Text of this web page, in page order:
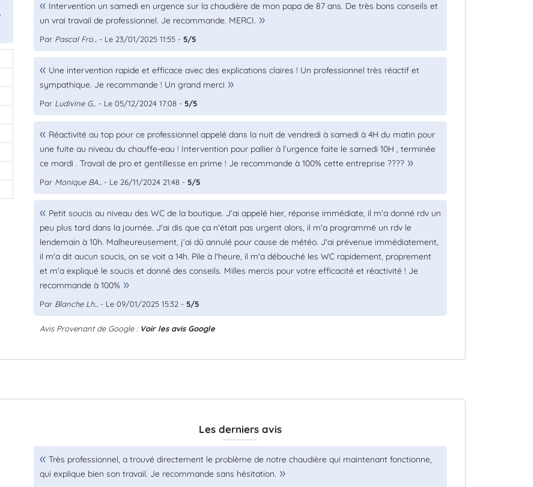
Intervention un samedi en urgence sur la chaudière de mon papa de 87 ans. De très bons conseils et
un vrai travail de professionnel. Je recommande. MERCI.
Par Pascal Fro... - Le 23/01/2025 11:55 - 5/5
Une intervention rapide et efficace avec des explications claires ! Un professionnel très réactif et
sympathique. Je recommande ! Un grand merci
Par Ludivine G... - Le 05/12/2024 17:08 - 5/5
Réactivité au top pour ce professionnel appelé dans la nuit de vendredi à samedi à 4H du matin pour
une fuite au niveau du chauffe-eau ! Intervention pour pallier à l’urgence faite le samedi 10H , terminée
ce mardi . Travail de pro et gentillesse en prime ! Je recommande à 100% cette entreprise ????
Par Monique BA... - Le 26/11/2024 21:48 - 5/5
Petit soucis au niveau des WC de la boutique. J'ai appelé hier, réponse immédiate, il m'a donné rdv un
peu plus tard dans la journée. J'ai dis que ça n'était pas urgent alors, il m'a programmé un rdv le
lendemain à 10h. Malheureusement, j'ai dû annulé pour cause de météo. J'ai prévenue immédiatement,
il m'a dit aucun soucis, on se voit a 14h. Pile à l'heure, il m'a débouché les WC rapidement, proprement
et m'a expliqué le soucis et donné des conseils. Milles mercis pour votre efficacité et réactivité ! Je
recommande à 100%
Par Blanche Lh... - Le 09/01/2025 15:32 - 5/5
Avis Provenant de Google : Voir les avis Google
Les derniers avis
Très professionnel, a trouvé directement le problème de notre chaudière qui maintenant fonctionne,
qui explique bien son travail. Je recommande sans hésitation.